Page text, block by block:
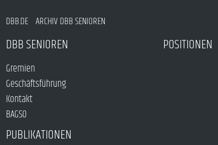
DBB.DE ARCHIV DBB SENIOREN
DBB SENIOREN
Gremien
Geschäftsführung
Kontakt
BAGSO
POSITIONEN
PUBLIKATIONEN